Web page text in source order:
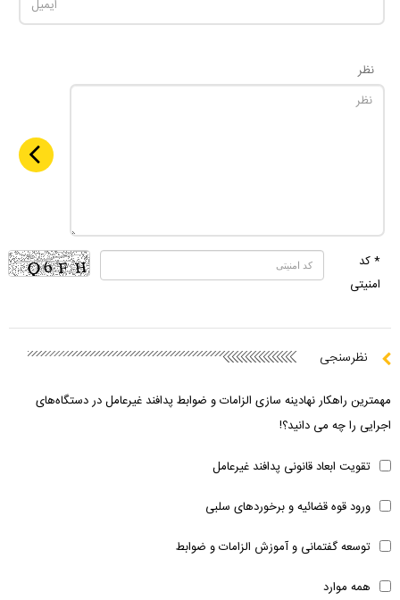
نظر
* کد
امنیتی
نظرسنجی
مهمترین راهکار نهادینه سازی الزامات و ضوابط پدافند غیرعامل در دستگاه‌های
اجرایی را چه می دانید؟!
تقویت ابعاد قانونی پدافند غیرعامل
ورود قوه قضائیه و برخوردهای سلبی
توسعه گفتمانی و آموزش الزامات و ضوابط
همه موارد